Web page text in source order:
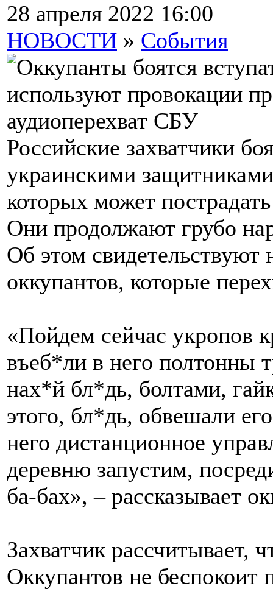
28 апреля 2022 16:00
НОВОСТИ » События
Российские захватчики
украинскими
которых может
Они продолжают грубо
Об этом
оккупантов, которые
«Пойдем сейчас укропов
въеб*ли в него полтонны
нах*й бл*дь, болтами,
этого, бл*дь, обвешали
него дистанционное
деревню запустим,
ба-бах», – рассказывает
Захватчик рассчитывает,
Оккупантов не беспокоит